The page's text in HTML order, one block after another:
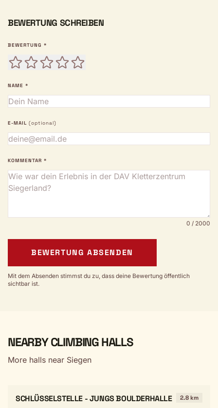
BEWERTUNG SCHREIBEN
BEWERTUNG *
NAME *
E-MAIL (optional)
KOMMENTAR *
0 / 2000
BEWERTUNG ABSENDEN
Mit dem Absenden stimmst du zu, dass deine Bewertung öffentlich
sichtbar ist.
NEARBY CLIMBING HALLS
More halls near Siegen
SCHLÜSSELSTELLE - JUNGS BOULDERHALLE 2.8 km